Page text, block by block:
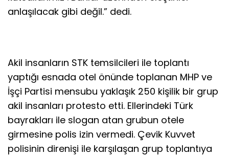
anlaşılacak gibi değil.” dedi.
Akil insanların STK temsilcileri ile toplantı
yaptığı esnada otel önünde toplanan MHP ve
İşçi Partisi mensubu yaklaşık 250 kişilik bir grup
akil insanları protesto etti. Ellerindeki Türk
bayrakları ile slogan atan grubun otele
girmesine polis izin vermedi. Çevik Kuvvet
polisinin direnişi ile karşılaşan grup toplantıya